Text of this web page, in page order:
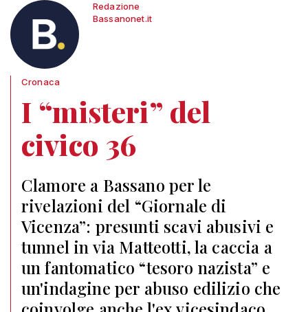
Redazione
Bassanonet.it
Cronaca
I “misteri” del
civico 36
Clamore a Bassano per le
rivelazioni del “Giornale di
Vicenza”: presunti scavi abusivi e
tunnel in via Matteotti, la caccia a
un fantomatico “tesoro nazista” e
un'indagine per abuso edilizio che